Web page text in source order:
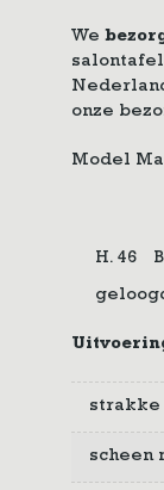
We
salontafel
onze
Model
H. 46
strakke
scheen